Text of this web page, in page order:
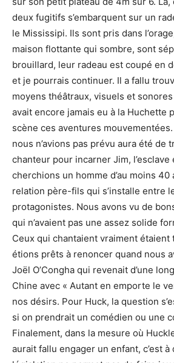
deux fugitifs s’embarquent sur un
le Mississipi. Ils sont pris dans
maison flottante qui sombre, sont
brouillard, leur radeau est coupé en
et je pourrais continuer. Il a fallu
moyens théâtraux, visuels et sonores
avait encore jamais eu à la Huchette
scène ces aventures
nous n’avions pas prévu aura été de
chanteur pour incarner Jim, l’esclave
cherchions un homme d’au moins 40
relation père-fils qui s’installe entre
protagonistes. Nous avons vu de
qui n’avaient pas une assez solide
Ceux qui chantaient vraiment étaient
étions prêts à renoncer quand nous
Joël O’Congha qui revenait d’une
Chine avec « Autant en emporte le
nos désirs. Pour Huck, la question
si on prendrait un comédien ou une
Finalement, dans la mesure où
aurait fallu engager un enfant, c’est